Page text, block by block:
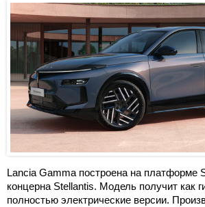
Lancia Gamma построена на платформе
концерна Stellantis. Модель получит как
полностью электрические версии.